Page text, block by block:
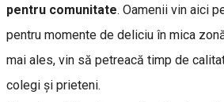
pentru comunitate. Oamenii vin aici
pentru momente de deliciu în mica
mai ales, vin să petreacă timp de
colegi şi prieteni.